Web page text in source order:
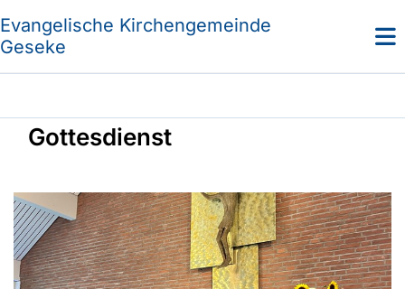
Evangelische Kirchengemeinde
Geseke
Gottesdienst